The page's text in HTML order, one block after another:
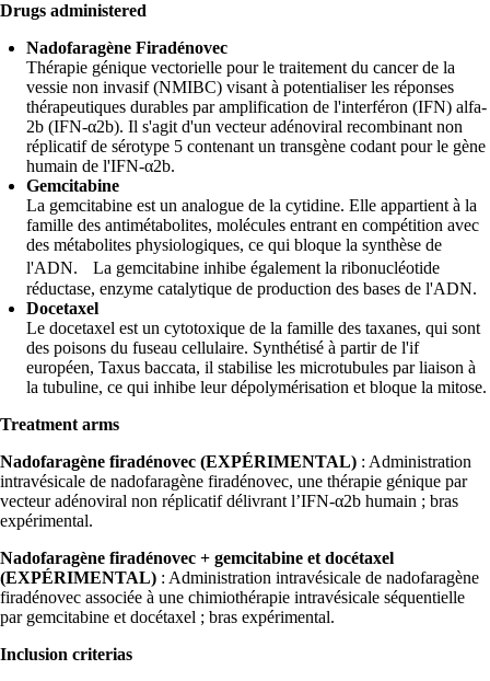
Drugs administered
Nadofaragène Firadénovec
Thérapie génique vectorielle pour le traitement du cancer de la
vessie non invasif (NMIBC) visant à potentialiser les réponses
thérapeutiques durables par amplification de l'interféron (IFN) alfa-
2b (IFN-α2b). Il s'agit d'un vecteur adénoviral recombinant non
réplicatif de sérotype 5 contenant un transgène codant pour le gène
humain de l'IFN-α2b.
Gemcitabine
La gemcitabine est un analogue de la cytidine. Elle appartient à la
famille des antimétabolites, molécules entrant en compétition avec
des métabolites physiologiques, ce qui bloque la synthèse de
l'ADN. La gemcitabine inhibe également la ribonucléotide
réductase, enzyme catalytique de production des bases de l'ADN.
Docetaxel
Le docetaxel est un cytotoxique de la famille des taxanes, qui sont
des poisons du fuseau cellulaire. Synthétisé à partir de l'if
européen, Taxus baccata, il stabilise les microtubules par liaison à
la tubuline, ce qui inhibe leur dépolymérisation et bloque la mitose.
Treatment arms
Nadofaragène firadénovec (EXPÉRIMENTAL) : Administration
intravésicale de nadofaragène firadénovec, une thérapie génique par
vecteur adénoviral non réplicatif délivrant l’IFN-α2b humain ; bras
expérimental.
Nadofaragène firadénovec + gemcitabine et docétaxel
(EXPÉRIMENTAL) : Administration intravésicale de nadofaragène
firadénovec associée à une chimiothérapie intravésicale séquentielle
par gemcitabine et docétaxel ; bras expérimental.
Inclusion criterias